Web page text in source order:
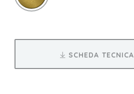
SCHEDA TECNICA